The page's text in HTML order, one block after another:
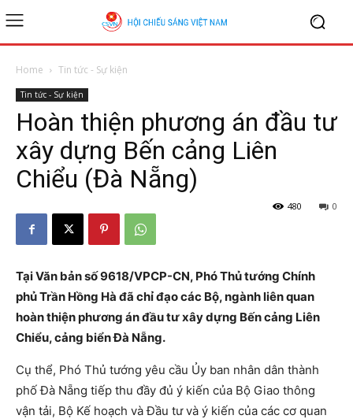
Home Tin tức - Sự kiện
Tin tức - Sự kiện
Hoàn thiện phương án đầu tư
xây dựng Bến cảng Liên
Chiểu (Đà Nẵng)
0
480
Tại Văn bản số 9618/VPCP-CN, Phó Thủ tướng Chính
phủ Trần Hồng Hà đã chỉ đạo các Bộ, ngành liên quan
hoàn thiện phương án đầu tư xây dựng Bến cảng Liên
Chiểu, cảng biển Đà Nẵng.
Cụ thể, Phó Thủ tướng yêu cầu Ủy ban nhân dân thành
phố Đà Nẵng tiếp thu đầy đủ ý kiến của Bộ Giao thông
vận tải, Bộ Kế hoạch và Đầu tư và ý kiến của các cơ quan